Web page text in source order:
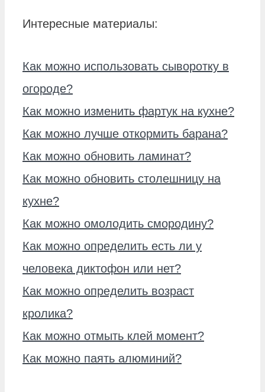
Интересные материалы:
Как можно использовать сыворотку в
огороде?
Как можно изменить фартук на кухне?
Как можно лучше откормить барана?
Как можно обновить ламинат?
Как можно обновить столешницу на
кухне?
Как можно омолодить смородину?
Как можно определить есть ли у
человека диктофон или нет?
Как можно определить возраст
кролика?
Как можно отмыть клей момент?
Как можно паять алюминий?